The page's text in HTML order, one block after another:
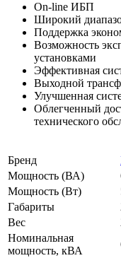
On-line ИБП
Широкий
Поддержка
Возможность
установками
Эффективная
Выходной
Улучшенная
Облегченный
технического
Бренд
Мощность (ВА)
Мощность (Вт)
Габариты
Вес
Номинальная
мощность, кВА